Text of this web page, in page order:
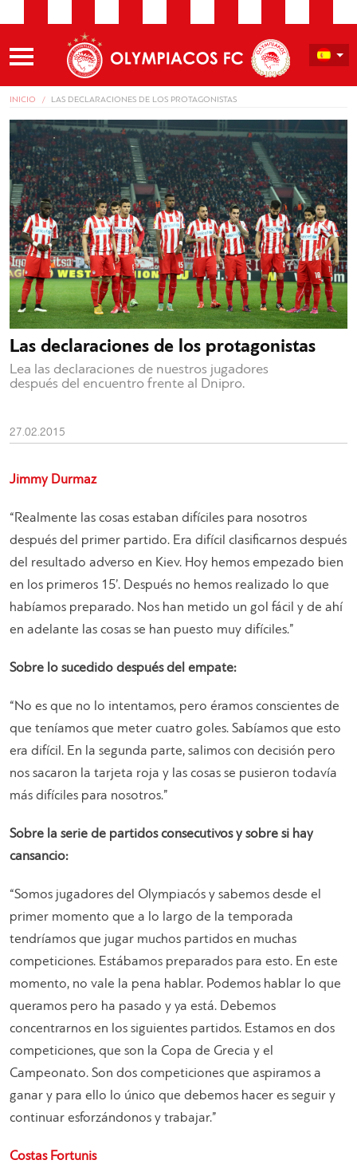
INICIO LAS DECLARACIONES DE LOS PROTAGONISTAS
Las declaraciones de los protagonistas
Lea las declaraciones de nuestros jugadores
después del encuentro frente al Dnipro.
27.02.2015
Jimmy Durmaz
“Realmente las cosas estaban difíciles para nosotros
después del primer partido. Era difícil clasificarnos después
del resultado adverso en Kiev. Hoy hemos empezado bien
en los primeros 15’. Después no hemos realizado lo que
habíamos preparado. Nos han metido un gol fácil y de ahí
en adelante las cosas se han puesto muy difíciles.”
Sobre lo sucedido después del empate:
“No es que no lo intentamos, pero éramos conscientes de
que teníamos que meter cuatro goles. Sabíamos que esto
era difícil. En la segunda parte, salimos con decisión pero
nos sacaron la tarjeta roja y las cosas se pusieron todavía
más difíciles para nosotros.”
Sobre la serie de partidos consecutivos y sobre si hay
cansancio:
“Somos jugadores del Olympiacós y sabemos desde el
primer momento que a lo largo de la temporada
tendríamos que jugar muchos partidos en muchas
competiciones. Estábamos preparados para esto. En este
momento, no vale la pena hablar. Podemos hablar lo que
queramos pero ha pasado y ya está. Debemos
concentrarnos en los siguientes partidos. Estamos en dos
competiciones, que son la Copa de Grecia y el
Campeonato. Son dos competiciones que aspiramos a
ganar y para ello lo único que debemos hacer es seguir y
continuar esforzándonos y trabajar.”
Costas Fortunis